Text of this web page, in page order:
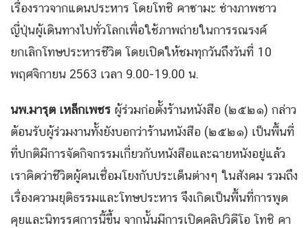
เรื่องราวจากแดนประหาร โดยโทชิ คาซามะ ช่างภาพชาว
ญี่ปุ่นผู้เดินทางไปทั่วโลกเพื่อใช้ภาพถ่ายในการรณรงค์
ยกเลิกโทษประหารชีวิต โดยเปิดให้ชมทุกวันถึงวันที่ 10
พฤศจิกายน 2563 เวลา 9.00-19.00 น.
นพ.มารุต เหล็กเพชร ผู้ร่วมก่อตั้งร้านหนังสือ (๒๕๒๑) กล่าว
ต้อนรับผู้ร่วมงานทั้งยังบอกว่าร้านหนังสือ (๒๕๒๑) เป็นพื้นที่
ที่ปกติมีการจัดกิจกรรมเกี่ยวกับหนังสือและฉายหนังอยู่แล้ว
เราคิดว่าชีวิตผู้คนเชื่อมโยงกับประเด็นต่างๆ ในสังคม รวมถึง
เรื่องความยุติธรรมและโทษประหาร จึงเกิดเป็นพื้นที่การพูด
คุยและนิทรรศการนี้ขึ้น จากนั้นมีการเปิดคลิปวิดีโอ โทชิ คา